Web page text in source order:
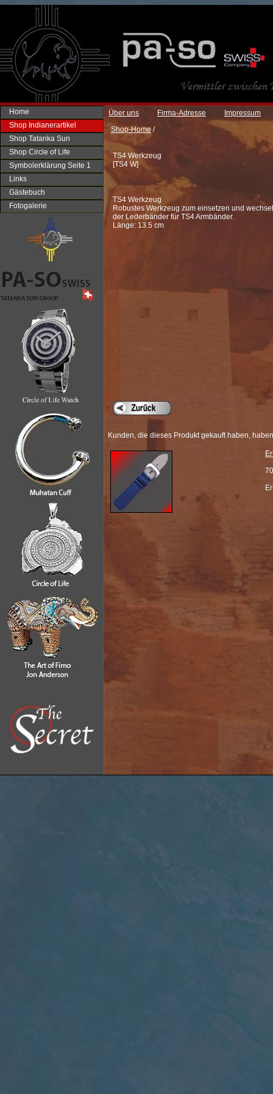
Home
Shop Indianerartikel
Shop Tatanka Sun
Shop Circle of Life
Symbolerklärung Seite 1
Links
Gästebuch
Fotogalerie
Über uns Firma-Adresse
Impressum
Shop-Home /
TS4 Werkzeug
[TS4 W]
TS4 Werkzeug
Robustes Werkzeug zum einsetzen und
der Lederbänder für TS4 Armbänder.
Länge: 13.5 cm
Kunden, die dieses Produkt gekauft haben,